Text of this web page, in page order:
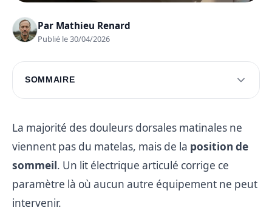
Par Mathieu Renard
Publié le 30/04/2026
SOMMAIRE
Les clés d'un choix judicieux
Optimisation de l'installation et de l'entretien
Erreurs à éviter pour un achat réussi
Questions fréquentes
La majorité des douleurs dorsales matinales ne
viennent pas du matelas, mais de la position de
sommeil. Un lit électrique articulé corrige ce
paramètre là où aucun autre équipement ne peut
intervenir.